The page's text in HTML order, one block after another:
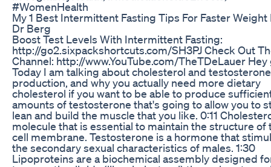
#WomenHealth
My 1 Best Intermittent Fasting Tips For Faster Weight
Dr Berg
Boost Test Levels With Intermittent Fasting:
http://go2.sixpackshortcuts.com/SH3PJ Check Out
Channel: http://www.YouTube.com/TheTDeLauer Hey
Today I am talking about cholesterol and testosterone
production, and why you actually need more dietary
cholesterol if you want to be able to produce
amounts of testosterone that's going to allow you to
lean and build the muscle that you like. 0:11
molecule that is essential to maintain the structure of
cell membrane. Testosterone is a hormone that
the secondary sexual characteristics of males. 1:30
Lipoproteins are a biochemical assembly designed